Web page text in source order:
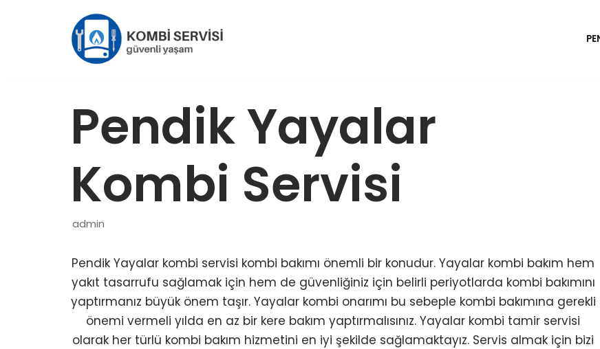
Pendik Yayalar
Kombi Servisi
admin
Pendik Yayalar kombi servisi kombi bakımı önemli bir konudur. Yayalar kombi bakım hem
yakıt tasarrufu sağlamak için hem de güvenliğiniz için belirli periyotlarda kombi bakımını
yaptırmanız büyük önem taşır. Yayalar kombi onarımı bu sebeple kombi bakımına gerekli
önemi vermeli yılda en az bir kere bakım yaptırmalısınız. Yayalar kombi tamir servisi
olarak her türlü kombi bakım hizmetini en iyi şekilde sağlamaktayız. Servis almak için bizi